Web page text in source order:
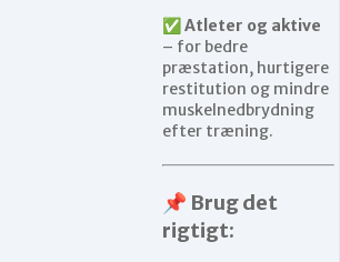
✅ Atleter og aktive
– for bedre
præstation, hurtigere
restitution og mindre
muskelnedbrydning
efter træning.
📌 Brug det
rigtigt: